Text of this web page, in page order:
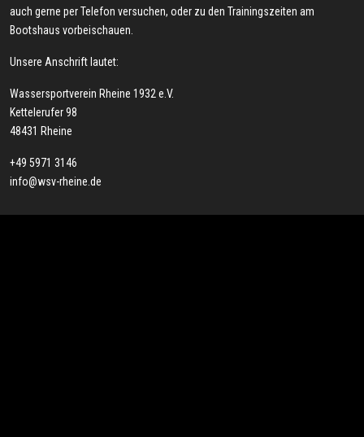
auch gerne per Telefon versuchen, oder zu den Trainingszeiten am
Bootshaus vorbeischauen.
Unsere Anschrift lautet:
Wassersportverein Rheine 1932 e.V.
Kettelerufer 98
48431 Rheine
+49 5971 3146
info@wsv-rheine.de